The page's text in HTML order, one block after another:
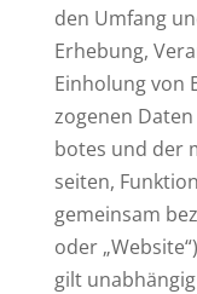
den Umfang
Erhebung,
Ein­holung von
zo­genen
botes und der
seiten,
gemeinsam
oder
gilt